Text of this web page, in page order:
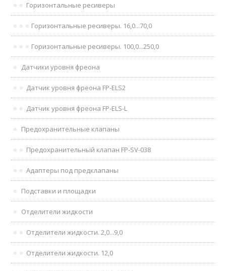
Горизонтальные ресиверы
Горизонтальные ресиверы. 16,0...70,0
Горизонтальные ресиверы. 100,0...250,0
Датчики уровня фреона
Датчик уровня фреона FP-ELS2
Датчик уровня фреона FP-ELS-L
Предохранительные клапаны
Предохранительный клапан FP-SV-038
Адаптеры под предклапаны
Подставки и площадки
Отделители жидкости
Отделители жидкости. 2,0...9,0
Отделители жидкости. 12,0